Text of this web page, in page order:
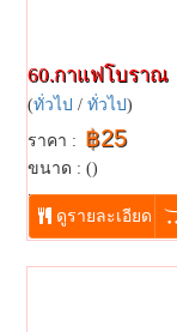
60.กาแฟโบราณ
(ทั่วไป / ทั่วไป)
ราคา : ฿25
ขนาด : ()
...
ดูรายละเอียด